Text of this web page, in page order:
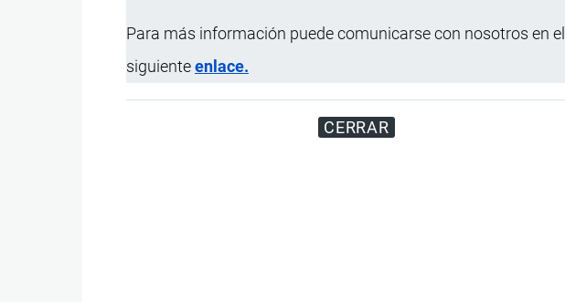
Para más información puede comunicarse con nosotros en el
siguienteenlace.
CERRAR